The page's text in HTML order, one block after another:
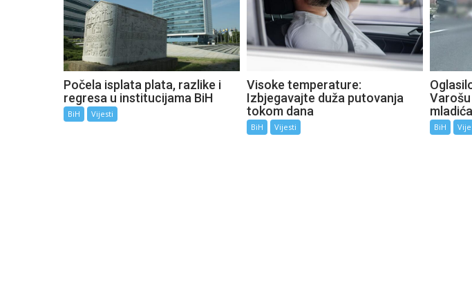
Počela isplata plata, razlike i
regresa u institucijama BiH
BiH Vijesti
Visoke temperature:
Izbjegavajte duža putovanja
tokom dana
BiH Vijesti
mladića
BiH